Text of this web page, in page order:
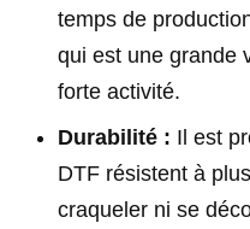
temps de
qui est une grande
forte activité.
Durabilité : Il est
DTF résistent à
craqueler ni se